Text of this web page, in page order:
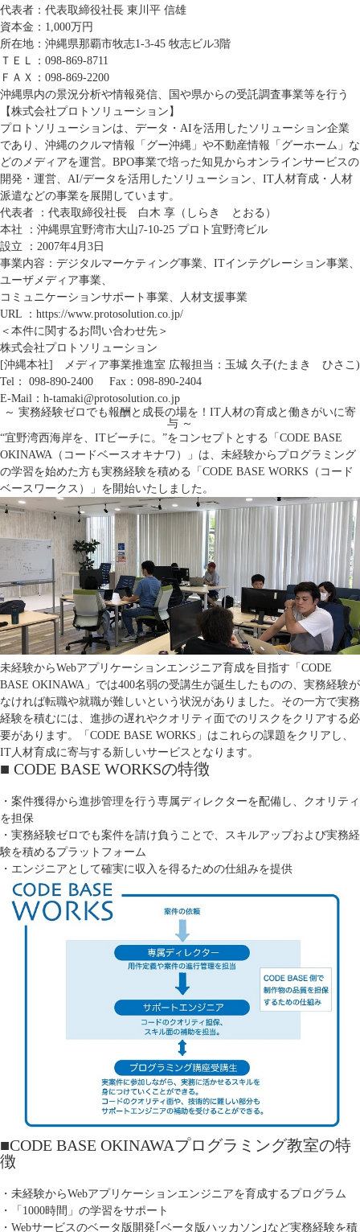
代表者：代表取締役社長 東川平 信雄
資本金：1,000万円
所在地：沖縄県那覇市牧志1-3-45 牧志ビル3階
ＴＥＬ：098-869-8711
ＦＡＸ：098-869-2200
沖縄県内の景況分析や情報発信、国や県からの受託調査事業等を行う
【株式会社プロトソリューション】
プロトソリューションは、データ・AIを活用したソリューション企業
であり、沖縄のクルマ情報「グー沖縄」や不動産情報「グーホーム」な
どのメディアを運営。BPO事業で培った知見からオンラインサービスの
開発・運営、AI/データを活用したソリューション、IT人材育成・人材
派遣などの事業を展開しています。
代表者 ：代表取締役社長 白木 享（しらき とおる）
本社 ：沖縄県宜野湾市大山7-10-25 プロト宜野湾ビル
設立 ：2007年4月3日
事業内容：デジタルマーケティング事業、ITインテグレーション事業、
ユーザメディア事業、
コミュニケーションサポート事業、人材支援事業
URL ： https://www.protosolution.co.jp/
＜本件に関するお問い合わせ先＞
株式会社プロトソリューション
[沖縄本社] メディア事業推進室 広報担当：玉城 久子(たまき ひさこ)
Tel： 098-890-2400
Fax：098-890-2404
E-Mail：h-tamaki@protosolution.co.jp
～ 実務経験ゼロでも報酬と成長の場を！IT人材の育成と働きがいに寄
与 ～
“宜野湾西海岸を、ITビーチに。”をコンセプトとする「CODE BASE
OKINAWA（コードベースオキナワ）」は、未経験からプログラミング
の学習を始めた方も実務経験を積める「CODE BASE WORKS（コード
ベースワークス）」を開始いたしました。
未経験からWebアプリケーションエンジニア育成を目指す「CODE
BASE OKINAWA」では400名弱の受講生が誕生したものの、実務経験が
なければ転職や就職が難しいという状況がありました。その一方で実務
経験を積むには、進捗の遅れやクオリティ面でのリスクをクリアする必
要があります。「CODE BASE WORKS」はこれらの課題をクリアし、
IT人材育成に寄与する新しいサービスとなります。
■ CODE BASE WORKSの特徴
・案件獲得から進捗管理を行う専属ディレクターを配備し、クオリティ
を担保
・実務経験ゼロでも案件を請け負うことで、スキルアップおよび実務経
験を積めるプラットフォーム
・エンジニアとして確実に収入を得るための仕組みを提供
■CODE BASE OKINAWAプログラミング教室の特
徴
・未経験からWebアプリケーションエンジニアを育成するプログラム
・「1000時間」の学習をサポート
・Webサービスのベータ版開発｢ベータ版ハッカソン｣など実務経験を積